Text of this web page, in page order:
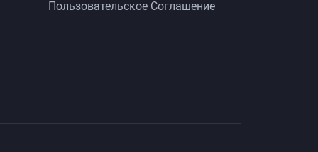
Пользовательское Соглашение